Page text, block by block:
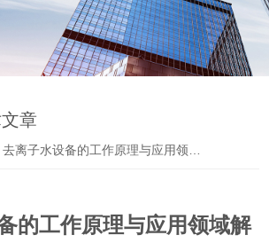
章
离子水设备的工作原理与应用领域解析
的工作原理与应用领域解